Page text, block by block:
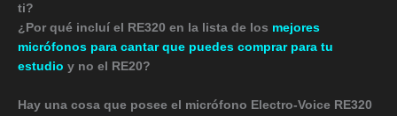
ti?
¿Por qué incluí el RE320 en la lista de los mejores
micrófonos para cantar que puedes comprar para tu
estudio y no el RE20?
Hay una cosa que posee el micrófono Electro-Voice RE320